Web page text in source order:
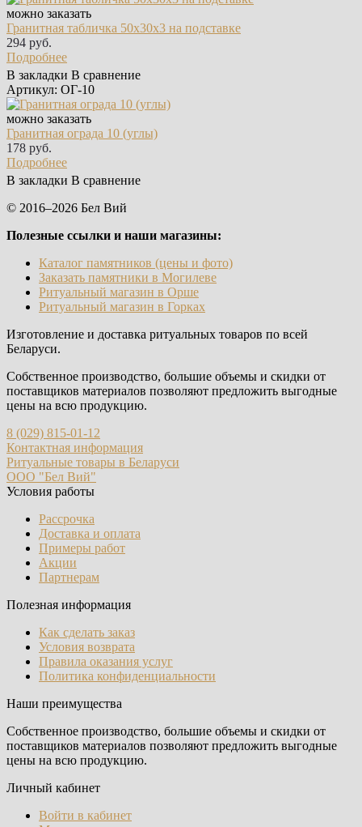
можно заказать
Гранитная табличка 50х30х3 на подставке
294 руб.
Подробнее
В закладки В сравнение
Артикул: ОГ-10
можно заказать
Гранитная ограда 10 (углы)
178 руб.
Подробнее
В закладки В сравнение
© 2016–2026 Бел Вий
Полезные ссылки и наши магазины:
Каталог памятников (цены и фото)
Заказать памятники в Могилеве
Ритуальный магазин в Орше
Ритуальный магазин в Горках
Изготовление и доставка ритуальных товаров по всей
Беларуси.
Собственное производство, большие объемы и скидки от
поставщиков материалов позволяют предложить выгодные
цены на всю продукцию.
8 (029) 815-01-12
Контактная информация
Ритуальные товары в Беларуси
ООО "Бел Вий"
Условия работы
Рассрочка
Доставка и оплата
Примеры работ
Акции
Партнерам
Полезная информация
Как сделать заказ
Условия возврата
Правила оказания услуг
Политика конфиденциальности
Наши преимущества
Собственное производство, большие объемы и скидки от
поставщиков материалов позволяют предложить выгодные
цены на всю продукцию.
Личный кабинет
Войти в кабинет